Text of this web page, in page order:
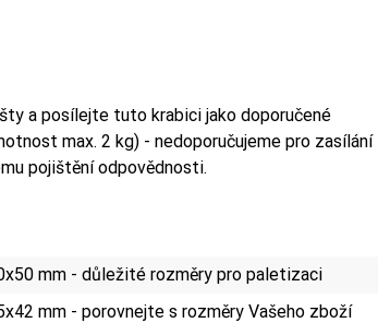
a posílejte tuto krabici jako doporučené
max. 2 kg) - nedoporučujeme pro zasílání
pojištění odpovědnosti.
mm - důležité rozměry pro paletizaci
mm - porovnejte s rozměry Vašeho zboží